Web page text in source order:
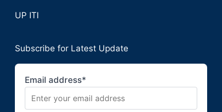
UP ITI
Subscribe for Latest Update
Email address*